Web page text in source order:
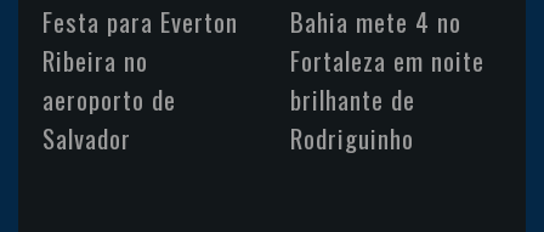
Festa para Everton
Ribeira no
aeroporto de
Salvador
Bahia mete 4 no
Fortaleza em noite
brilhante de
Rodriguinho